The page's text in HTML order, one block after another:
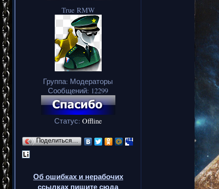
True RMW
Группа: Модераторы
Сообщений: 12299
Статус: Offline
Поделиться…
Об ошибках и нерабочих
ссылках пишите сюда